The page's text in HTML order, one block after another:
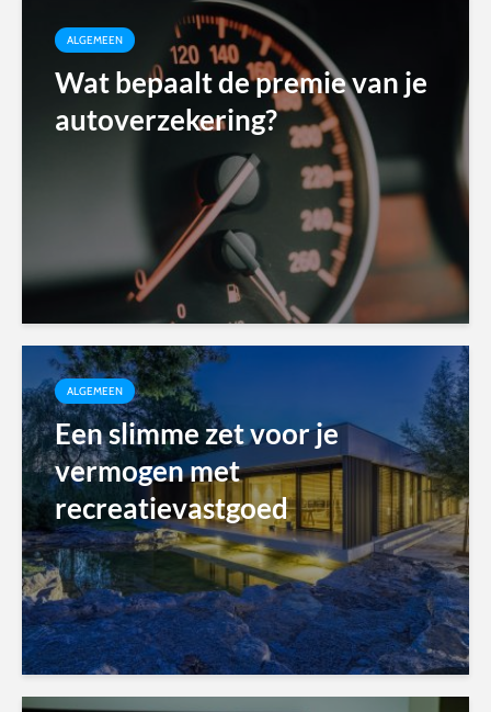
ALGEMEEN
Wat bepaalt de premie van je
autoverzekering?
ALGEMEEN
Een slimme zet voor je
vermogen met
recreatievastgoed